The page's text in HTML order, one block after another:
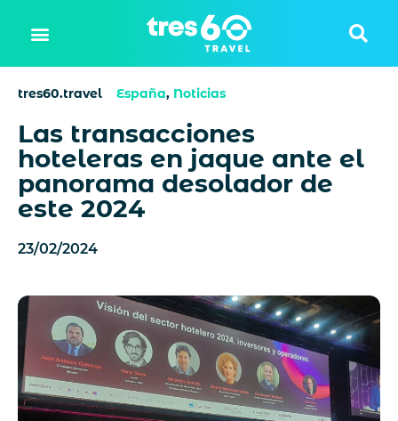
tres60.travel España, Noticias
Las transacciones
hoteleras en jaque ante el
panorama desolador de
este 2024
23/02/2024